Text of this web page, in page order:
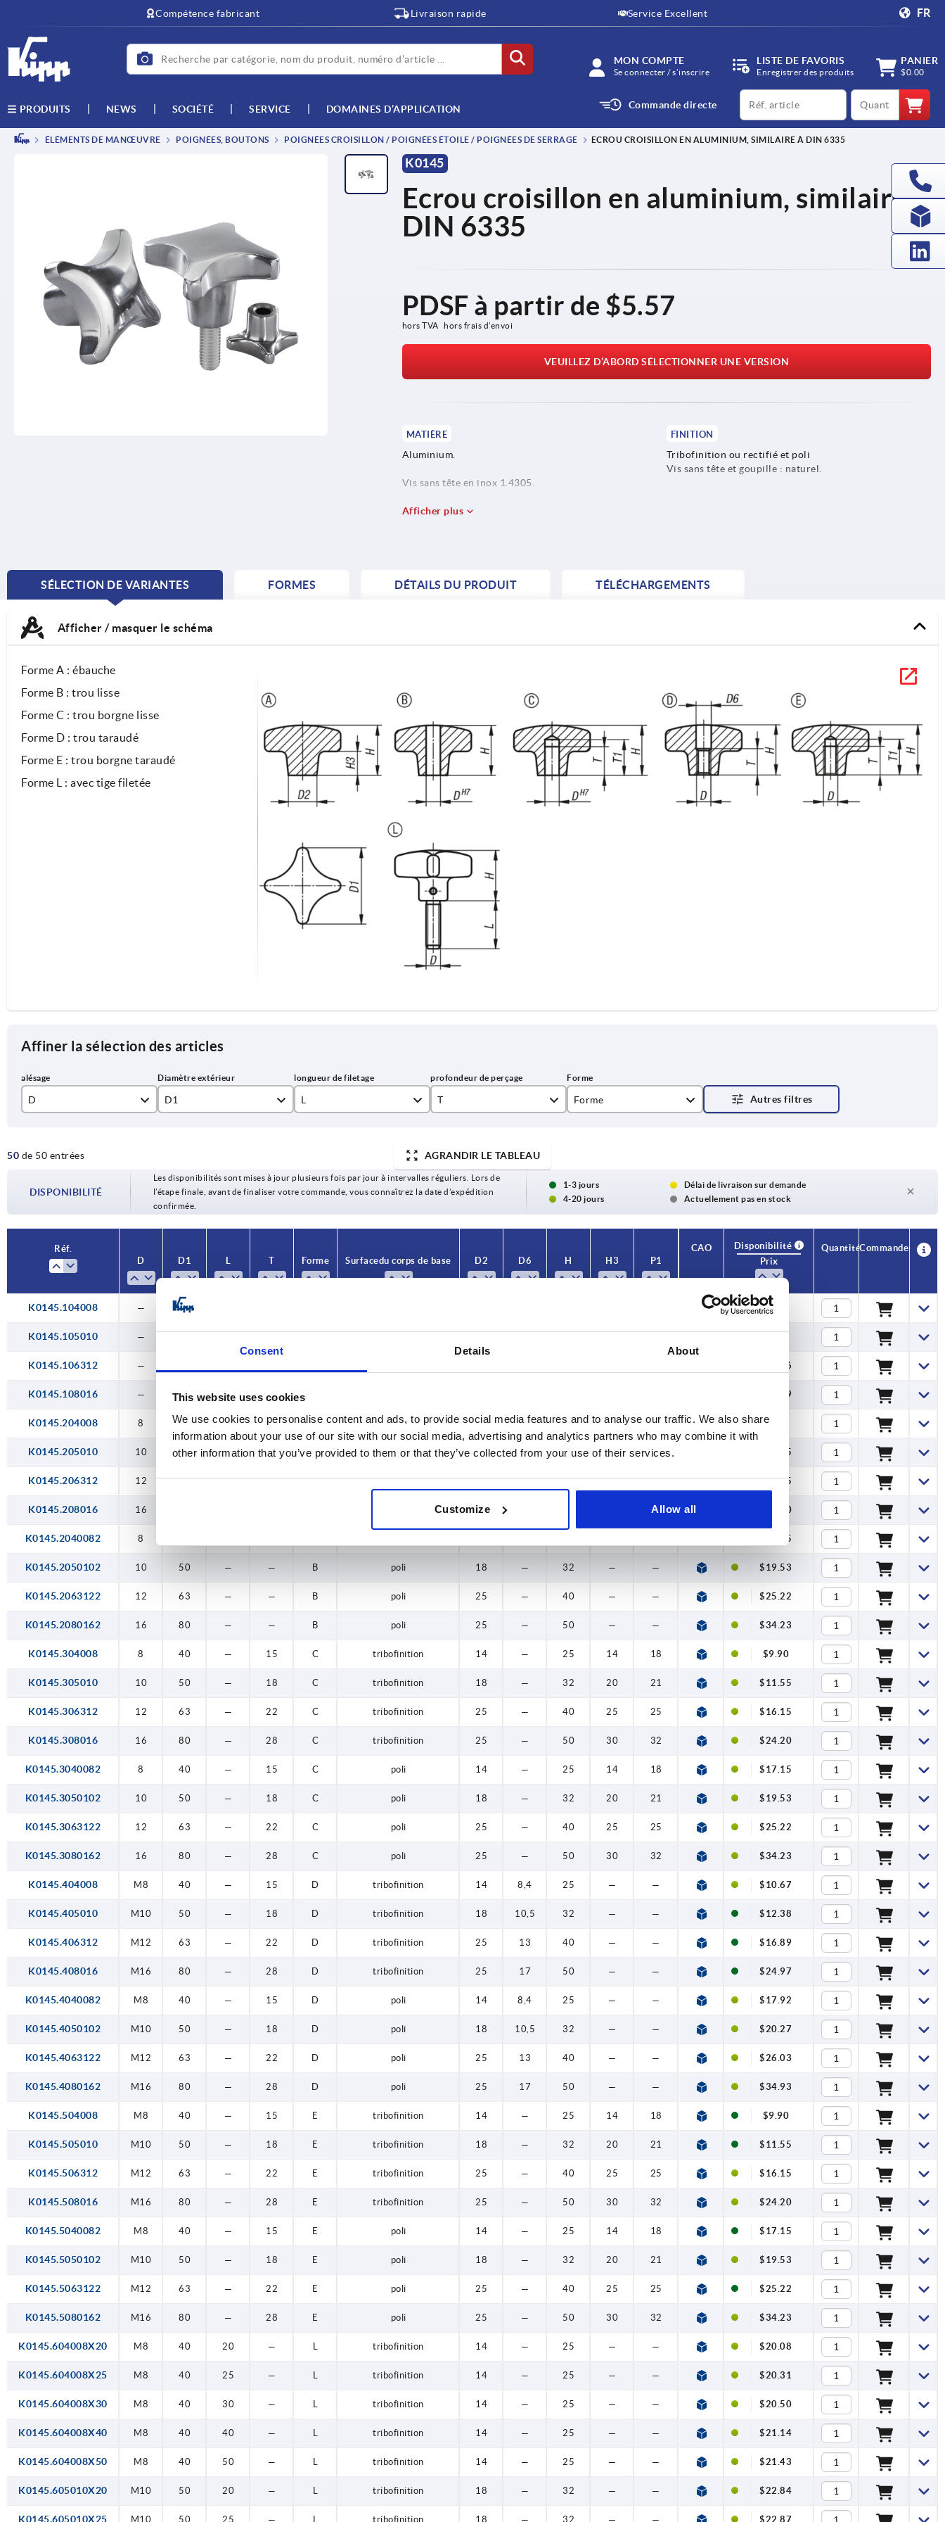
Consent Details About
This website uses cookies
We use cookies to personalise content and ads, to provide social media features and to analyse our traffic. We also share
information about your use of our site with our social media, advertising and analytics partners who may combine it with
other information that you’ve provided to them or that they’ve collected from your use of their services.
Customize Allow all
Compétence fabricant Livraison rapide Service Excellent FR
MON COMPTE
Se connecter / s’inscrire
LISTE DE FAVORIS
Enregistrer des produits
PANIER
$0.00
PRODUITS NEWS SOCIÉTÉ SERVICE DOMAINES D’APPLICATION Commande directe
productCode qty
ÉLÉMENTS DE MANŒUVRE POIGNÉES, BOUTONS POIGNÉES CROISILLON / POIGNÉES ÉTOILE / POIGNÉES DE SERRAGE ECROU CROISILLON EN ALUMINIUM, SIMILAIRE À DIN 6335
K0145
Ecrou croisillon en aluminium, similaire à
DIN 6335
PDSF à partir de $5.57
hors TVA hors frais d’envoi
VEUILLEZ D’ABORD SÉLECTIONNER UNE VERSION
MATIÈRE
Aluminium.
Vis sans tête en inox 1.4305.
Goupille en inox 1.4310.
FINITION
Tribofinition ou rectifié et poli
Vis sans tête et goupille : naturel.
Afficher plus
SÉLECTION DE VARIANTES
CURRENT
FORMES DÉTAILS DU PRODUIT TÉLÉCHARGEMENTS
Afficher / masquer le schéma
Forme A : ébauche
Forme B : trou lisse
Forme C : trou borgne lisse
Forme D : trou taraudé
Forme E : trou borgne taraudé
Forme L : avec tige filetée
Affiner la sélection des articles
D
10
16
M10
M12
D1
63
80
L
30
40
T
18
22
28
Forme
C
D
L
50 de 50 entrées AGRANDIR LE TABLEAU
DISPONIBILITÉ
Les disponibilités sont mises à jour plusieurs fois par jour à intervalles réguliers. Lors de
l’étape finale, avant de finaliser votre commande, vous connaîtrez la date d’expédition
confirmée.
1-3 jours
Délai de livraison sur demande
4-20 jours
Actuellement pas en stock
Réf.
D
D1 L T Forme Surface du corps de base D2 D6 H H3 P1
CAO
Disponibilité
Prix
QuantitéCommander
K0145.104008 — 40 $5.57
K0145.105010 —
K0145.106312 — $11.16
K0145.108016 — 80 — — $15.79
K0145.204008 8 40 — — B tribofinition 14 — 25 — — $9.90
K0145.205010 10 50 — — B tribofinition 18 — 32 — — $11.55
K0145.206312 12 63 — — B tribofinition 25 — 40 — — $16.15
K0145.208016 16 25 — $24.20
K0145.2040082 8 $17.15
K0145.2050102 10 50 — — B poli 18 — 32 — — $19.53
K0145.2063122 12 63 — — B poli 25 — 40 — — $25.22
K0145.2080162 16 80 — — B poli 25 — 50 — — $34.23
K0145.304008 8 40 — 15 C tribofinition 14 — 25 14 18 $9.90
K0145.305010 10 50 — 18 C tribofinition 18 — 32 20 21 $11.55
K0145.306312 12 63 — 22 C tribofinition 25 — 40 25 25 $16.15
K0145.308016 16 80 — 28 C tribofinition 25 — 50 30 32 $24.20
K0145.3040082 8 40 — 15 C poli 14 — 25 14 18 $17.15
K0145.3050102 10 50 — 18 C poli 18 — 32 20 21 $19.53
K0145.3063122 12 63 — 22 C poli 25 — 40 25 25 $25.22
K0145.3080162 16 80 — 28 C poli 25 — 50 30 32 $34.23
K0145.404008 M8 40 — 15 D tribofinition 14 8,4 25 — — $10.67
K0145.405010 M10 50 — 18 D tribofinition 18 10,5 32 — — $12.38
K0145.406312 M12 63 — 22 D tribofinition 25 13 40 — — $16.89
K0145.408016 M16 80 — 28 D tribofinition 25 17 50 — — $24.97
K0145.4040082 M8 40 — 15 D poli 14 8,4 25 — — $17.92
K0145.4050102 M10 50 — 18 D poli 18 10,5 32 — — $20.27
K0145.4063122 M12 63 — 22 D poli 25 13 40 — — $26.03
K0145.4080162 M16 80 — 28 D poli 25 17 50 — — $34.93
K0145.504008 M8 40 — 15 E tribofinition 14 — 25 14 18 $9.90
K0145.505010 M10 50 — 18 E tribofinition 18 — 32 20 21 $11.55
K0145.506312 M12 63 — 22 E tribofinition 25 — 40 25 25 $16.15
K0145.508016 M16 80 — 28 E tribofinition 25 — 50 30 32 $24.20
K0145.5040082 M8 40 — 15 E poli 14 — 25 14 18 $17.15
K0145.5050102 M10 50 — 18 E poli 18 — 32 20 21 $19.53
K0145.5063122 M12 63 — 22 E poli 25 — 40 25 25 $25.22
K0145.5080162 M16 80 — 28 E poli 25 — 50 30 32 $34.23
K0145.604008X20 M8 40 20 — L tribofinition 14 — 25 — — $20.08
K0145.604008X25 M8 40 25 — L tribofinition 14 — 25 — — $20.31
K0145.604008X30 M8 40 30 — L tribofinition 14 — 25 — — $20.50
K0145.604008X40 M8 40 40 — L tribofinition 14 — 25 — — $21.14
K0145.604008X50 M8 40 50 — L tribofinition 14 — 25 — — $21.43
K0145.605010X20 M10 50 20 — L tribofinition 18 — 32 — — $22.84
K0145.605010X25 M10 50 25 — L tribofinition 18 — 32 — — $22.87